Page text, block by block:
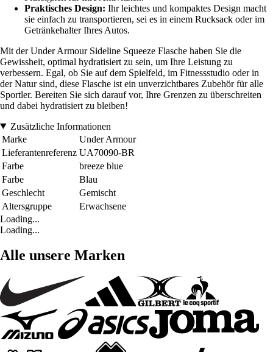
Praktisches Design: Ihr leichtes und kompaktes Design macht
sie einfach zu transportieren, sei es in einem Rucksack oder im
Getränkehalter Ihres Autos.
Mit der Under Armour Sideline Squeeze Flasche haben Sie die
Gewissheit, optimal hydratisiert zu sein, um Ihre Leistung zu
verbessern. Egal, ob Sie auf dem Spielfeld, im Fitnessstudio oder in
der Natur sind, diese Flasche ist ein unverzichtbares Zubehör für alle
Sportler. Bereiten Sie sich darauf vor, Ihre Grenzen zu überschreiten
und dabei hydratisiert zu bleiben!
Zusätzliche Informationen
Marke
Under Armour
Lieferantenreferenz UA70090-BR
Farbe
breeze blue
Farbe
Blau
Geschlecht
Gemischt
Altersgruppe
Erwachsene
Loading...
Loading...
Alle unsere Marken